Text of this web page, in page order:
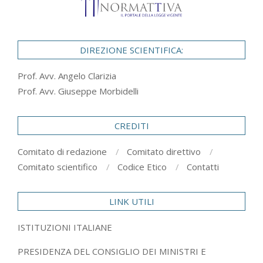
DIREZIONE SCIENTIFICA:
Prof. Avv. Angelo Clarizia
Prof. Avv. Giuseppe Morbidelli
CREDITI
Comitato di redazione
Comitato direttivo
Comitato scientifico
Codice Etico Contatti
LINK UTILI
ISTITUZIONI ITALIANE
PRESIDENZA DEL CONSIGLIO DEI MINISTRI E